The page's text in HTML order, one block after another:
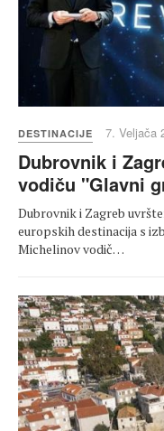
DESTINACIJE 7. Veljača
Dubrovnik i
vodiču "Glavni
Dubrovnik i Zagreb
europskih destinacija s
Michelinov vodič…